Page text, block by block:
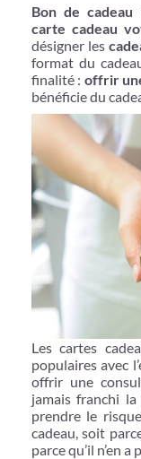
Bon de cadeau
carte cadeau
désigner les
format du
finalité : offrir
bénéficie du
Les cartes
populaires avec
offrir une
jamais franchi la
prendre le
cadeau, soit
parce qu’il n’en